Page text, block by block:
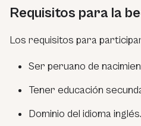
Requisitos para la
Los requisitos para
Ser peruano de
Tener educación
Dominio del idioma inglés.